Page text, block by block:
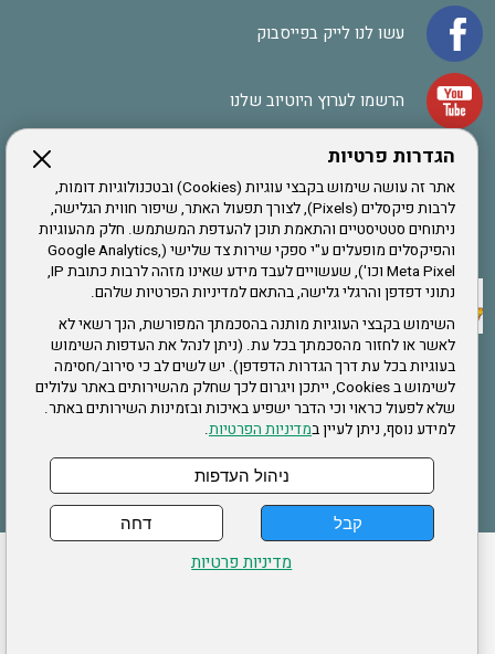
הגדרות פרטיות
אתר זה עושה שימוש בקבצי עוגיות (Cookies) ובטכנולוגיות דומות,
לרבות פיקסלים (Pixels), לצורך תפעול האתר, שיפור חווית הגלישה,
ניתוחים סטטיסטיים והתאמת תוכן להעדפת המשתמש. חלק מהעוגיות
והפיקסלים מופעלים ע"י ספקי שירות צד שלישי (Google Analytics,
Meta Pixel וכו'), שעשויים לעבד מידע שאינו מזהה לרבות כתובת IP,
נתוני דפדפן והרגלי גלישה, בהתאם למדיניות הפרטיות שלהם.
השימוש בקבצי העוגיות מותנה בהסכמתך המפורשת, הנך רשאי לא
לאשר או לחזור מהסכמתך בכל עת. (ניתן לנהל את העדפות השימוש
בעוגיות בכל עת דרך הגדרות הדפדפן). יש לשים לב כי סירוב/חסימה
לשימוש ב Cookies, ייתכן ויגרום לכך שחלק מהשירותים באתר עלולים
שלא לפעול כראוי וכי הדבר ישפיע באיכות ובזמינות השירותים באתר.
למידע נוסף, ניתן לעיין במדיניות הפרטיות.
קבל דחה
ניהול העדפות
מדיניות פרטיות
עשו לנו לייק בפייסבוק
הרשמו לערוץ היוטיוב שלנו
אתר צה"ל
תקנון האתר
שירותים
תעסוקה
בריאות
הצהרת נגישות לעדכון פרטים אישיים